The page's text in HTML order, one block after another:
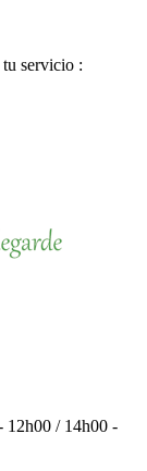
servicio :
12h00 / 14h00 -